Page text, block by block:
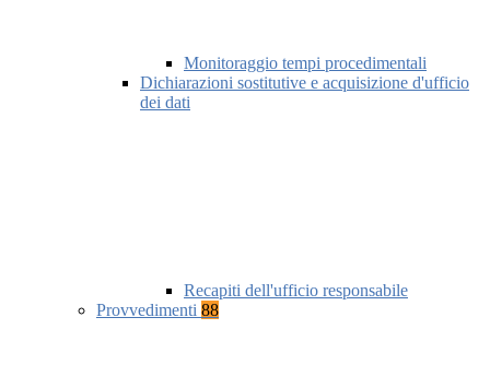
Monitoraggio tempi procedimentali
Dichiarazioni sostitutive e acquisizione d'ufficio
dei dati
Recapiti dell'ufficio responsabile
Provvedimenti 88